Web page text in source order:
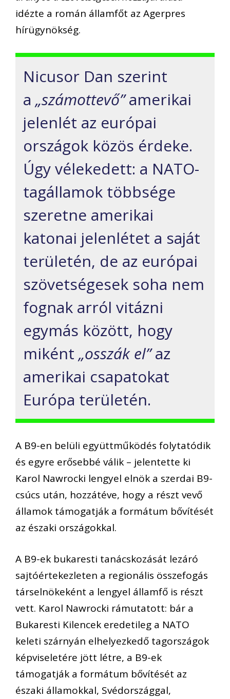
idézte a román államfőt az Agerpres
hírügynökség.
Nicusor Dan szerint
a „számottevő”amerikai
jelenlét az európai
országok közös érdeke.
Úgy vélekedett: a NATO-
tagállamok többsége
szeretne amerikai
katonai jelenlétet a saját
területén, de az európai
szövetségesek soha nem
fognak arról vitázni
egymás között, hogy
miként „osszák el”az
amerikai csapatokat
Európa területén.
A B9-en belüli együttműködés folytatódik
és egyre erősebbé válik – jelentette ki
Karol Nawrocki lengyel elnök a szerdai B9-
csúcs után, hozzátéve, hogy a részt vevő
államok támogatják a formátum bővítését
az északi országokkal.
A B9-ek bukaresti tanácskozását lezáró
sajtóértekezleten a regionális összefogás
társelnökeként a lengyel államfő is részt
vett. Karol Nawrocki rámutatott: bár a
Bukaresti Kilencek eredetileg a NATO
keleti szárnyán elhelyezkedő tagországok
képviseletére jött létre, a B9-ek
támogatják a formátum bővítését az
északi államokkal, Svédországgal,